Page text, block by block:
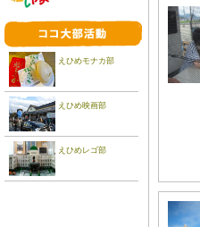
えひめモナカ部
えひめ映画部
えひめレゴ部